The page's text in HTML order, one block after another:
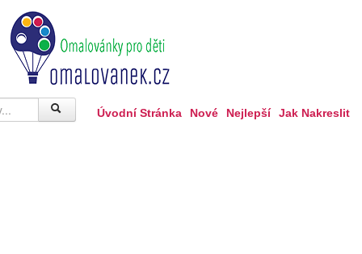
Úvodní Stránka Nové Nejlepší Jak Nakreslit